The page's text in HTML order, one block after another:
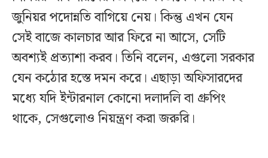
জুনিয়র পদোন্নতি বাগিয়ে নেয়। কিন্তু এখন যেন
সেই বাজে কালচার আর ফিরে না আসে, সেটি
অবশ্যই প্রত্যাশা করব। তিনি বলেন, এগুলো সরকার
যেন কঠোর হস্তে দমন করে। এছাড়া অফিসারদের
মধ্যে যদি ইন্টারনাল কোনো দলাদলি বা গ্রুপিং
থাকে, সেগুলোও নিয়ন্ত্রণ করা জরুরি।